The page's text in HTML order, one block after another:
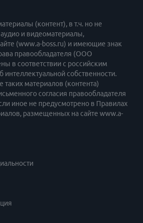
в 2 этапа: массовый обзвон и
персонализированное
услуг заинтересованным
базами нужно быть
контакту с клиентом, а также
каждое касание и любую
теряется ее
подняла очень важный
в нескольких плоскостях:
ТО, 2- Ситуационное
рост, потерянные, почти
(контент), в т.ч. но не
и видеоматериалы,
(www.a-boss.ru) и имеющие знак
правообладателя (ООО
в соответствии с российским
интеллектуальной собственности.
материалов (контента)
согласия правообладателя
иное не предусмотрено в Правилах
размещенных на сайте www.a-